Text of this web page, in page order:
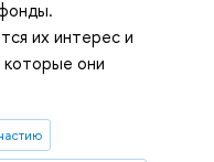
их интерес и
которые они